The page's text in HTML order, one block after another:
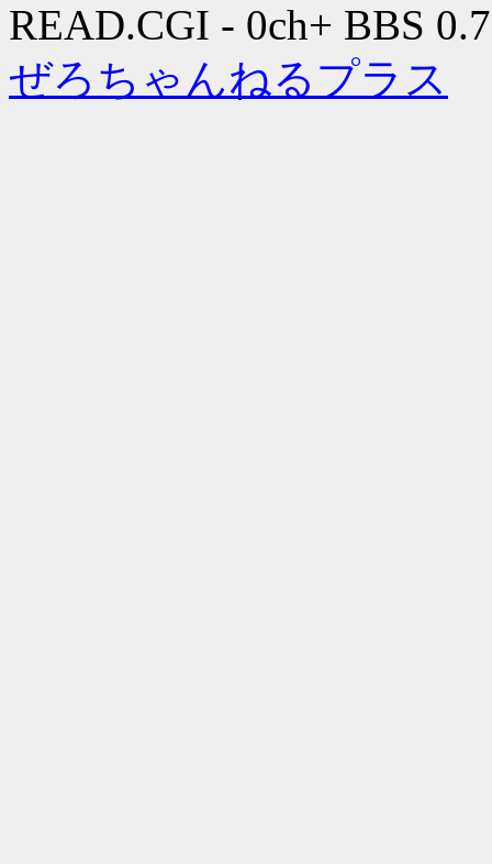
READ.CGI - 0ch+ BBS
ぜろちゃんねるプラス